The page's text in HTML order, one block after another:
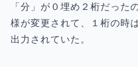
「分」が０埋め２桁だった
様が変更されて、１桁の時
出力されていた。